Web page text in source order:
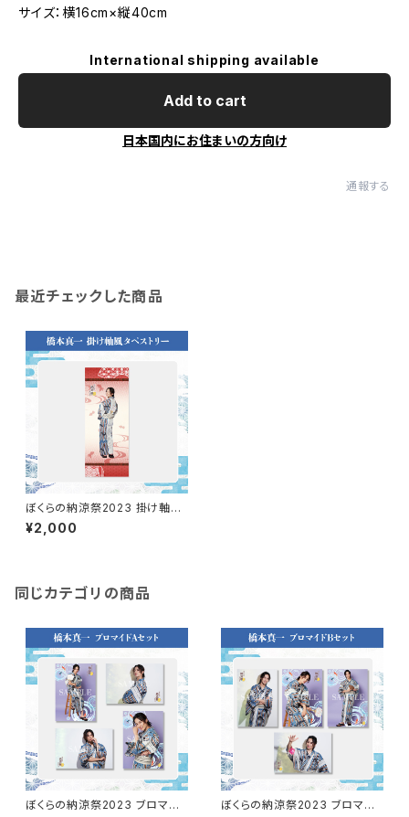
サイズ：横16cm×縦40cm
International shipping available
Add to cart
日本国内にお住まいの方向け
通報する
最近チェックした商品
ぼくらの納涼祭2023 掛け軸風
タペストリー（橋本真一）
¥2,000
同じカテゴリの商品
ぼくらの納涼祭2023 ブロマイ
ぼくらの納涼祭2023 ブロマイ